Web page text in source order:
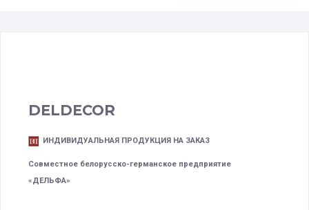
DELDECOR
ИНДИВИДУАЛЬНАЯ ПРОДУКЦИЯ НА ЗАКАЗ
Совместное белорусско-германское предприятие
«ДЕЛЬФА»